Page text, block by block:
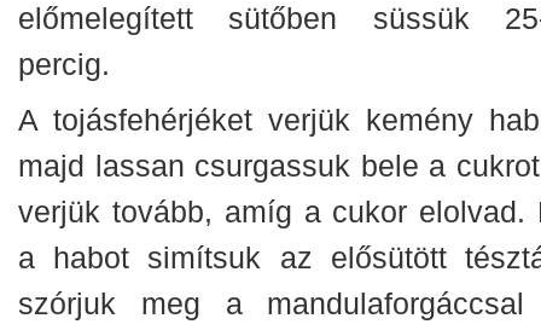
előmelegített sütőben süssük
percig.
A tojásfehérjéket verjük kemény
majd lassan csurgassuk bele a
verjük tovább, amíg a cukor elolvad.
a habot simítsuk az elősütött
szórjuk meg a